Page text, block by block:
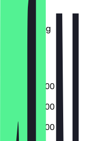
Dienstag
Mittwoch
Donnerstag
07:00 - 20:00
07:00 - 20:00
07:00 - 20:00